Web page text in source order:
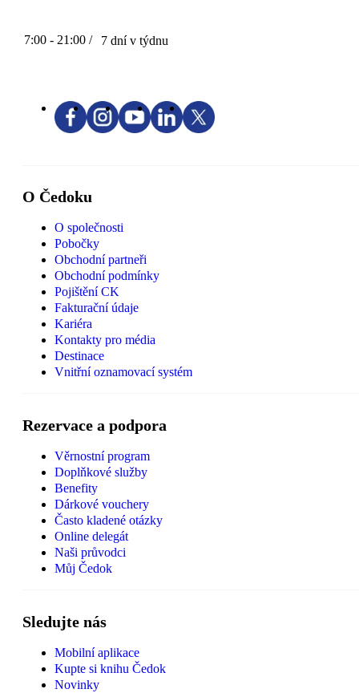
7:00 - 21:00 / 7 dní v týdnu
O Čedoku
O společnosti
Pobočky
Obchodní partneři
Obchodní podmínky
Pojištění CK
Fakturační údaje
Kariéra
Kontakty pro média
Destinace
Vnitřní oznamovací systém
Rezervace a podpora
Věrnostní program
Doplňkové služby
Benefity
Dárkové vouchery
Často kladené otázky
Online delegát
Naši průvodci
Můj Čedok
Sledujte nás
Mobilní aplikace
Kupte si knihu Čedok
Novinky